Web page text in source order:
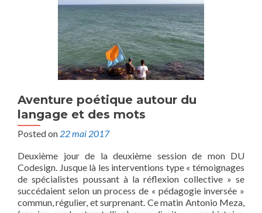
Aventure poétique autour du
langage et des mots
Posted on 22 mai 2017
Deuxième jour de la deuxième session de mon DU
Codesign. Jusque là les interventions type « témoignages
de spécialistes poussant à la réflexion collective » se
succédaient selon un process de « pédagogie inversée »
commun, régulier, et surprenant. Ce matin Antonio Meza,